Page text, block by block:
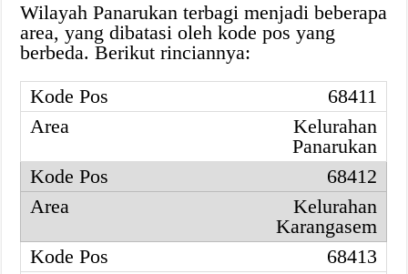
Wilayah Panarukan terbagi menjadi beberapa
area, yang dibatasi oleh kode pos yang
berbeda. Berikut rinciannya:
68411
Kelurahan
Panarukan
68412
Kelurahan
Karangasem
68413